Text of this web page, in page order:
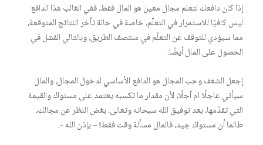
إذا كان دافعك لتعلم مجال معين هو المال فقط، ففي الغالب هذا الدافع
ليس كافيًا للاستمرار في التعلّم، خاصة في حالة تأخر النتائج المتوقعة،
مما سيؤدي للتوقف عن التعلّم في منتصف الطريق، وبالتالي الفشل في
الحصول على المال أيضًا.
إجعل الشغف وحب المجال هو الدافع الأساسي لدخول المجال، والمال
سيأتي عاجلًا ام آجلًا، لأن مقدار ما تكسبه يعتمد على مستواك والقيمة
التي تقدّمها، بعد توفيق الله سبحانه وتعالى. بغض النظر عن مجالك،
طالما أن مستواك جيد، فالمال مسألة وقت فقط! – بإذن الله -.